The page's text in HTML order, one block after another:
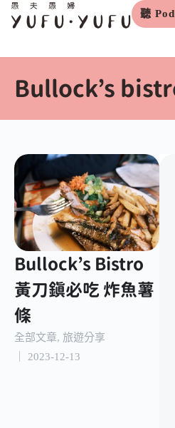
跳
主
內
聽
Bullock’s
Bullock’s Bistro
黃刀鎮必吃 炸魚薯
條
全部文章, 旅遊分享
2023-12-13